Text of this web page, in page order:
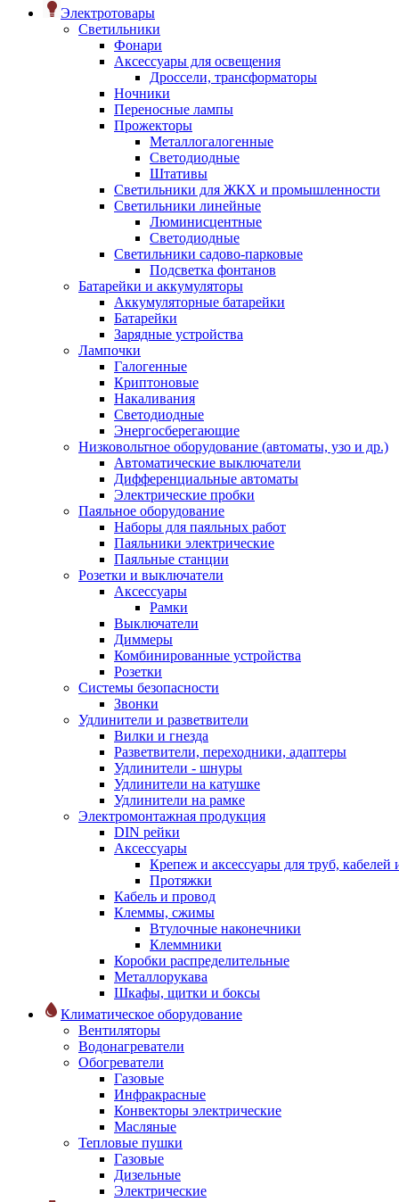
Электротовары
Светильники
Фонари
Аксессуары для освещения
Дроссели, трансформаторы
Ночники
Переносные лампы
Прожекторы
Металлогалогенные
Светодиодные
Штативы
Светильники для ЖКХ и промышленности
Светильники линейные
Люминисцентные
Светодиодные
Светильники садово-парковые
Подсветка фонтанов
Батарейки и аккумуляторы
Аккумуляторные батарейки
Батарейки
Зарядные устройства
Лампочки
Галогенные
Криптоновые
Накаливания
Светодиодные
Энергосберегающие
Низковольтное оборудование (автоматы, узо и др.)
Автоматические выключатели
Дифференциальные автоматы
Электрические пробки
Паяльное оборудование
Наборы для паяльных работ
Паяльники электрические
Паяльные станции
Розетки и выключатели
Аксессуары
Рамки
Выключатели
Диммеры
Комбинированные устройства
Розетки
Системы безопасности
Звонки
Удлинители и разветвители
Вилки и гнезда
Разветвители, переходники, адаптеры
Удлинители - шнуры
Удлинители на катушке
Удлинители на рамке
Электромонтажная продукция
DIN рейки
Аксессуары
Крепеж и аксессуары для труб, кабелей
Протяжки
Кабель и провод
Клеммы, сжимы
Втулочные наконечники
Клеммники
Коробки распределительные
Металлорукава
Шкафы, щитки и боксы
Климатическое оборудование
Вентиляторы
Водонагреватели
Обогреватели
Газовые
Инфракрасные
Конвекторы электрические
Масляные
Тепловые пушки
Газовые
Дизельные
Электрические